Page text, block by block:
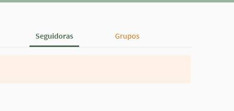
Seguidoras Grupos